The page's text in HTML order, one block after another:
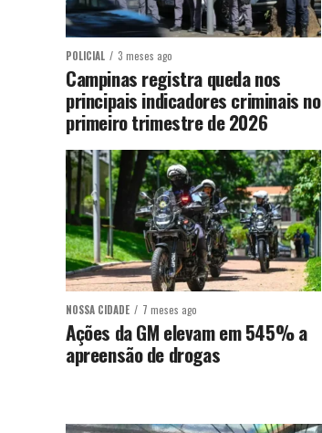
POLICIAL 3 meses ago
Campinas registra queda nos
principais indicadores criminais no
primeiro trimestre de 2026
NOSSA CIDADE 7 meses ago
Ações da GM elevam em 545% a
apreensão de drogas